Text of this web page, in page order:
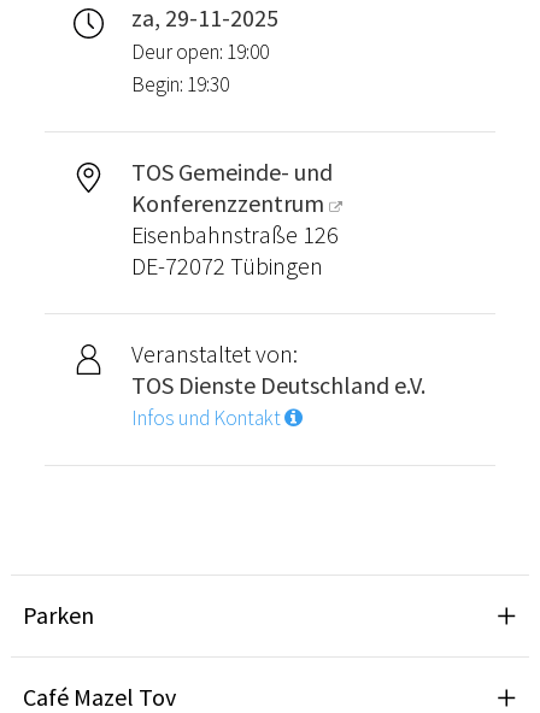
za, 29-11-2025
Deur open: 19:00
Begin: 19:30
TOS Gemeinde- und
Konferenzzentrum
Eisenbahnstraße 126
DE-72072 Tübingen
Veranstaltet von:
TOS Dienste Deutschland e.V.
Infos und Kontakt
Parken
Café Mazel Tov